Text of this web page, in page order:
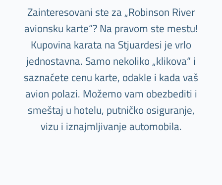
Zainteresovani ste za „Robinson River
avionsku karte“? Na pravom ste mestu!
Kupovina karata na Stjuardesi je vrlo
jednostavna. Samo nekoliko „klikova“ i
saznaćete cenu karte, odakle i kada vaš
avion polazi. Možemo vam obezbediti i
smeštaj u hotelu, putničko osiguranje,
vizu i iznajmljivanje automobila.